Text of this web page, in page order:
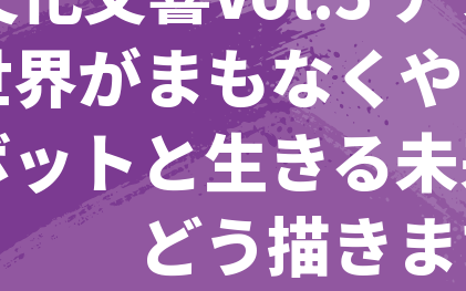
がまもなく
トと生きる
どう描き